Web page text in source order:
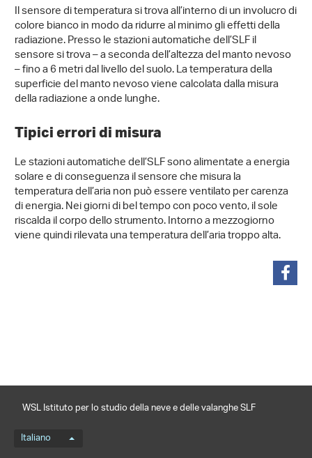
Il sensore di temperatura si trova all’interno di un involucro di
colore bianco in modo da ridurre al minimo gli effetti della
radiazione. Presso le stazioni automatiche dell’SLF il
sensore si trova – a seconda dell’altezza del manto nevoso
– fino a 6 metri dal livello del suolo. La temperatura della
superficie del manto nevoso viene calcolata dalla misura
della radiazione a onde lunghe.
Tipici errori di misura
Le stazioni automatiche dell’SLF sono alimentate a energia
solare e di conseguenza il sensore che misura la
temperatura dell’aria non può essere ventilato per carenza
di energia. Nei giorni di bel tempo con poco vento, il sole
riscalda il corpo dello strumento. Intorno a mezzogiorno
viene quindi rilevata una temperatura dell’aria troppo alta.
WSL Istituto per lo studio della neve e delle valanghe SLF
Menu della lingua
Italiano